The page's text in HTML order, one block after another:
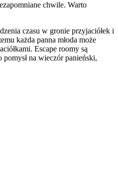
chwile. Warto
czasu w gronie przyjaciółek i
każda panna młoda może
Escape roomy są
na wieczór panieński,